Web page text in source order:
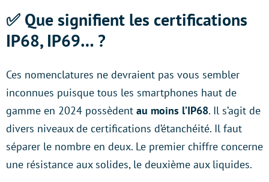
✅ Que signifient les certifications
IP68, IP69… ?
Ces nomenclatures ne devraient pas vous sembler
inconnues puisque tous les smartphones haut de
gamme en 2024 possèdent au moins l’IP68. Il s’agit de
divers niveaux de certifications d’étanchéité. Il faut
séparer le nombre en deux. Le premier chiffre concerne
une résistance aux solides, le deuxième aux liquides.